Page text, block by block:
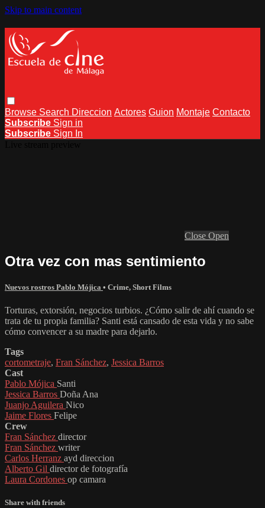
Skip to main content
Browse Search Direccion Actores Guion Montaje Contacto
Subscribe Sign in
Subscribe Sign In
Close Open
Otra vez con mas sentimiento
Nuevos rostros Pablo Mójica • Crime, Short Films
Torturas, extorsión, negocios turbios. ¿Cómo salir de ahí cuando se
trata de tu propia familia? Santi está cansado de esta vida y no sabe
cómo convencer a su madre para dejarlo.
Tags
cortometraje, Fran Sánchez, Jessica Barros
Cast
Pablo Mójica Santi
Jessica Barros Doña Ana
Juanjo Aguilera Nico
Jaime Flores Felipe
Crew
Fran Sánchez director
Fran Sánchez writer
Carlos Herranz ayd direccion
Alberto Gil director de fotografía
Laura Cordones op camara
Share with friends